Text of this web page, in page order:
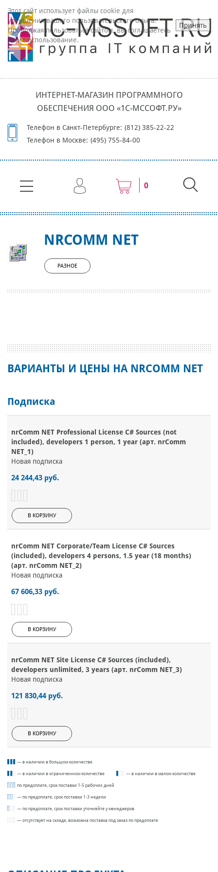
ИНТЕРНЕТ-МАГАЗИН ПРОГРАММНОГО
ОБЕСПЕЧЕНИЯ ООО «1С-МССОФТ.РУ»
Телефон в Санкт-Петербурге: (812) 385-22-22
Телефон в Москве: (495) 755-84-00
0
NRCOMM NET
РАЗНОЕ
ВАРИАНТЫ И ЦЕНЫ НА NRCOMM NET
Подписка
nrComm NET Professional License C# Sources (not
included), developers 1 person, 1 year (арт. nrComm
NET_1)
Новая подписка
24 244,43 руб.
В КОРЗИНУ
nrComm NET Corporate/Team License C# Sources
(included), developers 4 persons, 1.5 year (18 months)
(арт. nrComm NET_2)
Новая подписка
67 606,33 руб.
В КОРЗИНУ
nrComm NET Site License C# Sources (included),
developers unlimited, 3 years (арт. nrComm NET_3)
Новая подписка
121 830,44 руб.
В КОРЗИНУ
— в наличии в большом количестве
— в наличии в ограниченном количестве — в наличии в малом количестве
по предоплате, срок поставки 1-5 рабочих дней
— по предоплате, срок поставки 1-3 недели
— по предоплате, срок поставки уточняйте у менеджеров
— отсутствует на складе, возможна поставка под заказ по предоплате
Этот сайт использует файлы cookie для
улучшения вашего пользовательского опыта.
Продолжая пользоваться сайтом, вы соглашаетесь
на их использование.
Принять